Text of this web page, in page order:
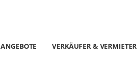
ANGEBOTE VERKÄUFER & VERMIETER